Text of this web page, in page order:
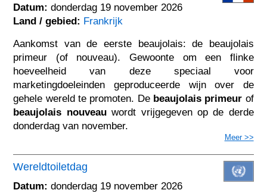
Datum: donderdag 19 november 2026
Land / gebied: Frankrijk
Aankomst van de eerste beaujolais: de beaujolais
primeur (of nouveau). Gewoonte om een flinke
hoeveelheid van deze speciaal voor
marketingdoeleinden geproduceerde wijn over de
gehele wereld te promoten. De beaujolais primeur of
beaujolais nouveauwordt vrijgegeven op de derde
donderdag van november.
Meer >>
Wereldtoiletdag
Datum: donderdag 19 november 2026